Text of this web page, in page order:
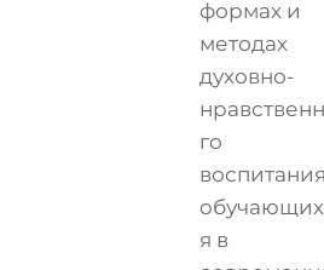
формах и
методах
духовно-
го
я в